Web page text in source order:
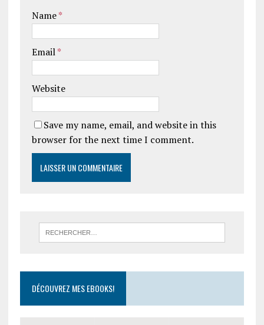
Name*
Email*
Website
Save my name, email, and website in this
browser for the next time I comment.
DÉCOUVREZ MES EBOOKS!